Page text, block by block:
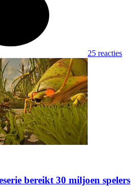
25 reacties
bereikt 30 miljoen spelers